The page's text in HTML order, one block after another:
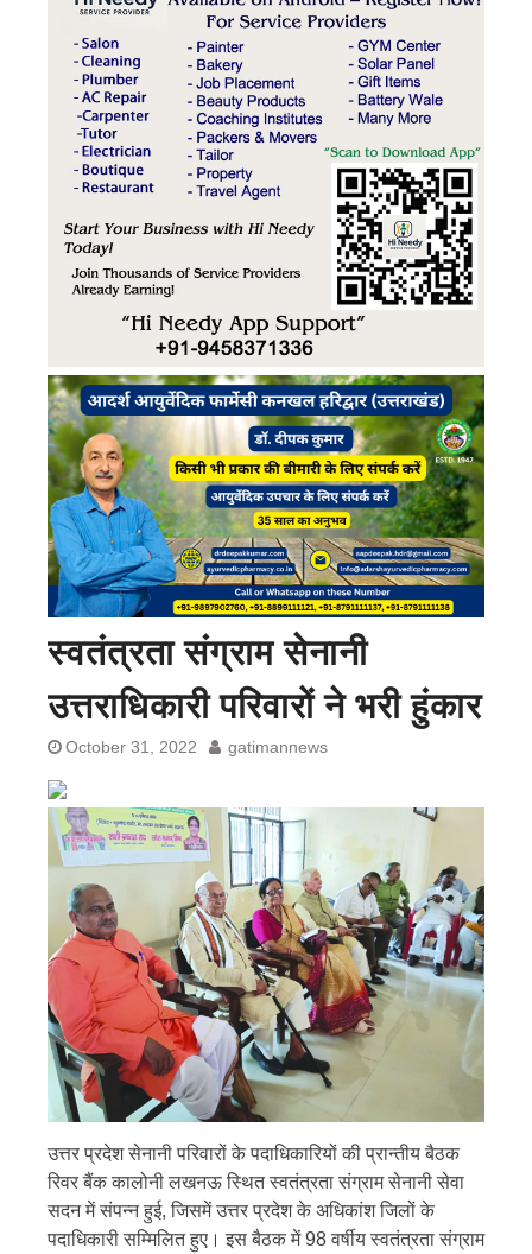
स्वतंत्रता संग्राम सेनानी
उत्तराधिकारी परिवारों ने भरी हुंकार
October 31, 2022 gatimannews
उत्तर प्रदेश सेनानी परिवारों के पदाधिकारियों की प्रान्तीय बैठक
रिवर बैंक कालोनी लखनऊ स्थित स्वतंत्रता संग्राम सेनानी सेवा
सदन में संपन्न हुई, जिसमें उत्तर प्रदेश के अधिकांश जिलों के
पदाधिकारी सम्मिलित हुए। इस बैठक में 98 वर्षीय स्वतंत्रता संग्राम